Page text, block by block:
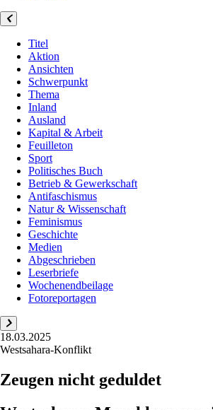
Titel
Aktion
Ansichten
Schwerpunkt
Thema
Inland
Ausland
Kapital & Arbeit
Feuilleton
Sport
Politisches Buch
Betrieb & Gewerkschaft
Antifaschismus
Natur & Wissenschaft
Feminismus
Geschichte
Medien
Abgeschrieben
Leserbriefe
Wochenendbeilage
Fotoreportagen
18.03.2025
Westsahara-Konflikt
Zeugen nicht geduldet